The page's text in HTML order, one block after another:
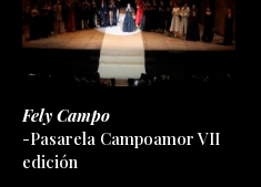
Fely Campo
-Pasarela Campoamor VII
edición